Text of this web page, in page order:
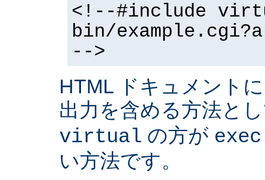
<!--#include
bin/
-->
HTML ドキュメント
出力を含める方法と
virtual の方が
い方法です。